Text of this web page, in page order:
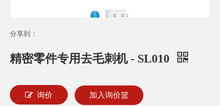
分享到：
精密零件专用去毛刺机 - SL010
询价 加入询价篮